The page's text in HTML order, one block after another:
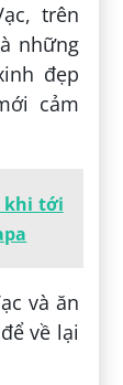
trên
những
đẹp
cảm
khi tới
và ăn
về lại